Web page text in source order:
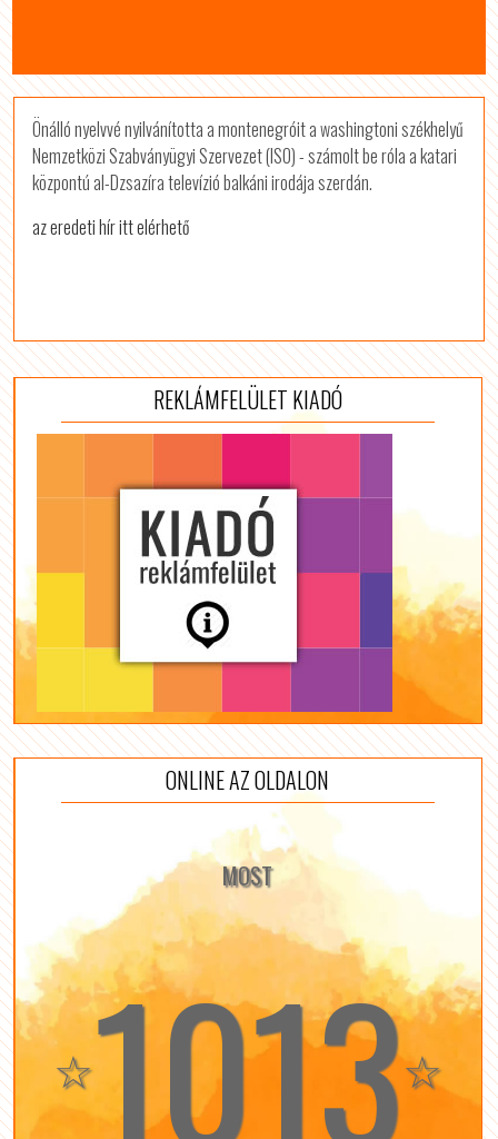
Önálló nyelvvé nyilvánította a montenegróit a washingtoni székhelyű
Nemzetközi Szabványügyi Szervezet (ISO) - számolt be róla a katari
központú al-Dzsazíra televízió balkáni irodája szerdán.
az eredeti hír itt elérhető
REKLÁMFELÜLET KIADÓ
ONLINE AZ OLDALON
MOST
☆1013☆